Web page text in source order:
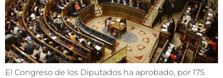
El Congreso de los Diputados ha aprobado, por 175